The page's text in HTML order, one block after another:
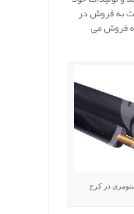
به فروش در
فروش می
در کرج